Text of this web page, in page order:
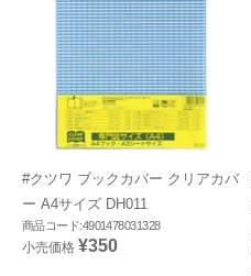
#クツワ ブックカバー クリアカバ
ー A4サイズ DH011
商品コード:4901478031328
小売価格 ¥350